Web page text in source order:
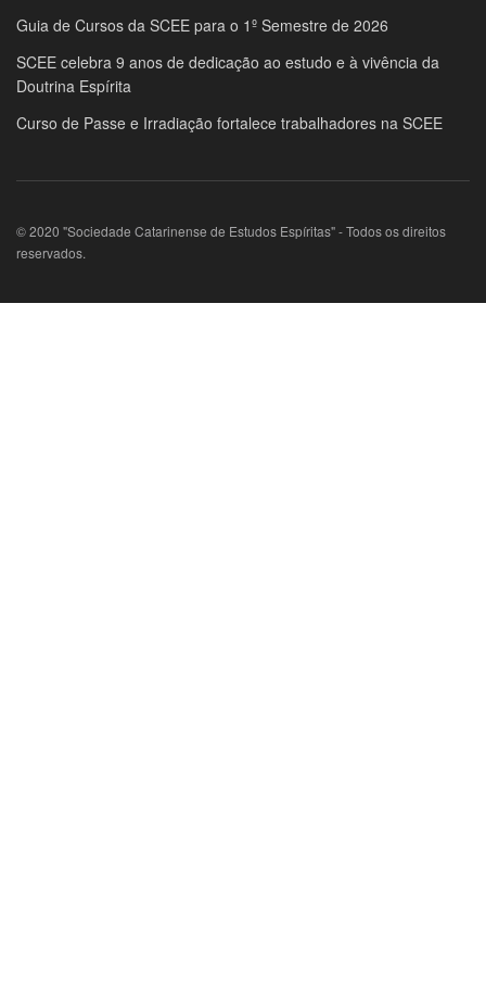
Guia de Cursos da SCEE para o 1º Semestre de 2026
SCEE celebra 9 anos de dedicação ao estudo e à vivência da
Doutrina Espírita
Curso de Passe e Irradiação fortalece trabalhadores na SCEE
© 2020 "Sociedade Catarinense de Estudos Espíritas" - Todos os direitos
reservados.